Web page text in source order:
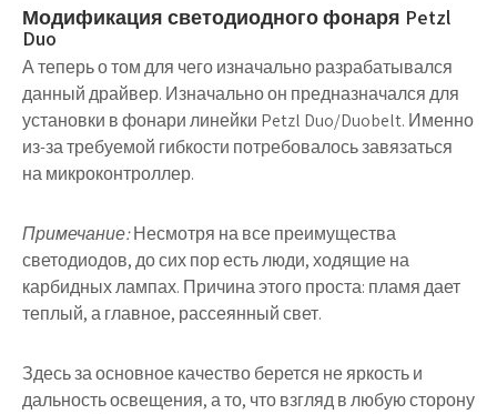
Модификация светодиодного фонаря Petzl
Duo
А теперь о том для чего изначально разрабатывался
данный драйвер. Изначально он предназначался для
установки в фонари линейки Petzl Duo/Duobelt. Именно
из-за требуемой гибкости потребовалось завязаться
на микроконтроллер.
Примечание:Несмотря на все преимущества
светодиодов, до сих пор есть люди, ходящие на
карбидных лампах. Причина этого проста: пламя дает
теплый, а главное, рассеянный свет.
Здесь за основное качество берется не яркость и
дальность освещения, а то, что взгляд в любую сторону